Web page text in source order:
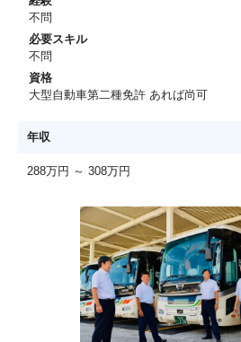
不問
必要スキル
不問
資格
大型自動車第二種免許 あれば尚可
年収
288万円 ～ 308万円